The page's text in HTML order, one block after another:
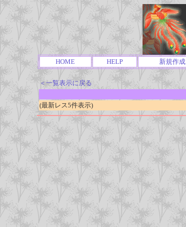
HOME HELP 新規作成
＜一覧表示に戻る
(最新レス5件表示)